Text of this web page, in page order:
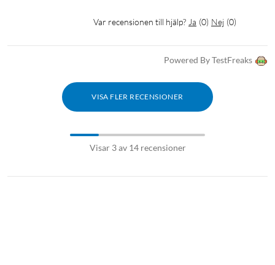
Var recensionen till hjälp? Ja (0) Nej (0)
Powered By TestFreaks
VISA FLER RECENSIONER
Visar 3 av 14 recensioner